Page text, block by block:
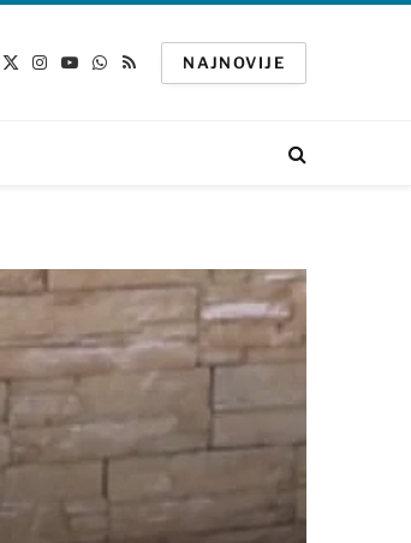
X
Instagram
YouTube
WhatsApp
RSS
NAJNOVIJE